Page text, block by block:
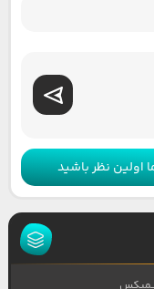
اولین نظر باشید